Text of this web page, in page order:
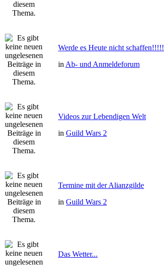
Werde es Heute nicht schaffen!!!!!
in Ab- und Anmeldeforum
Videos zur Lebendigen Welt
in Guild Wars 2
Termine mit der Alianzgilde
in Guild Wars 2
Das Wetter...